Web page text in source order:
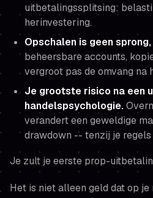
uitbetalingssplitsing:
herinvestering.
Opschalen is geen
beheersbare accounts,
vergroot pas de omvang na
Je grootste risico na een
handelspsychologie.
verandert een geweldige
drawdown -- tenzij je
Je zult je eerste prop-
Het is niet alleen geld dat op